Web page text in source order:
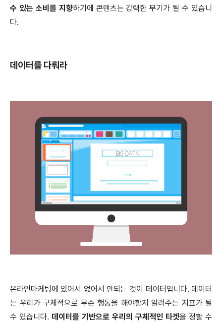
수 있는 소비를 지향하기에 콘텐츠는 강력한 무기가 될 수 있습니
다.
데이터를 다뤄라
온라인마케팅에 있어서 없어서 안되는 것이 데이터입니다. 데이터
는 우리가 구체적으로 무슨 행동을 해야할지 알려주는 지표가 될
수 있습니다. 데이터를 기반으로 우리의 구체적인 타겟을 정할 수